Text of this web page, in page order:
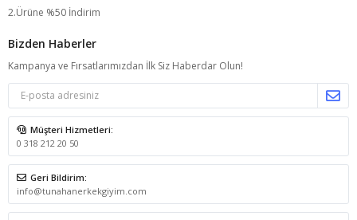
2.Ürüne %50 İndirim
Bizden Haberler
Kampanya ve Fırsatlarımızdan İlk Siz Haberdar Olun!
Müşteri Hizmetleri:
0 318 212 20 50
Geri Bildirim:
info@tunahanerkekgiyim.com